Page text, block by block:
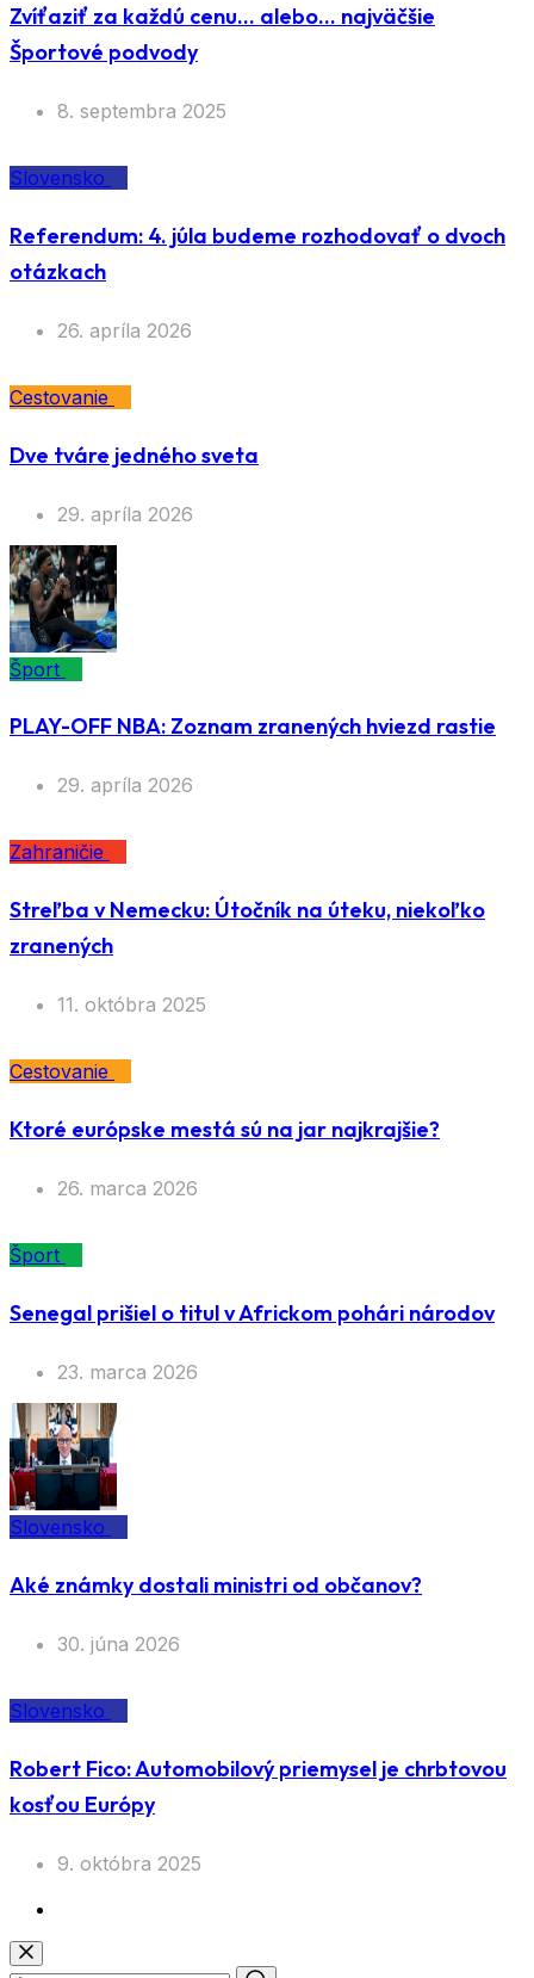
Zvíťaziť za každú cenu… alebo… najväčšie
Športové podvody
8. septembra 2025
Slovensko
Referendum: 4. júla budeme rozhodovať o dvoch
otázkach
26. apríla 2026
Cestovanie
Dve tváre jedného sveta
29. apríla 2026
Šport
PLAY-OFF NBA: Zoznam zranených hviezd rastie
29. apríla 2026
Zahraničie
Streľba v Nemecku: Útočník na úteku, niekoľko
zranených
11. októbra 2025
Cestovanie
Ktoré európske mestá sú na jar najkrajšie?
26. marca 2026
Šport
Senegal prišiel o titul v Africkom pohári národov
23. marca 2026
Slovensko
Aké známky dostali ministri od občanov?
30. júna 2026
Slovensko
Robert Fico: Automobilový priemysel je chrbtovou
kosťou Európy
9. októbra 2025